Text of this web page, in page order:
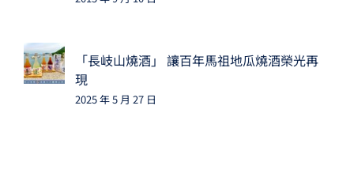
「長岐山燒酒」 讓百年馬祖地瓜燒酒榮光再
現
2025 年 5 月 27 日